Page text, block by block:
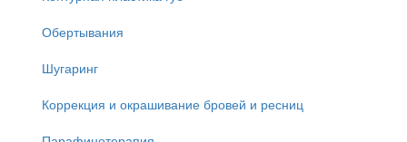
Обертывания
Шугаринг
Коррекция и окрашивание бровей и ресниц